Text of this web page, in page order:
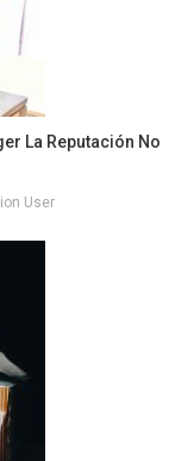
La Reputación No
User